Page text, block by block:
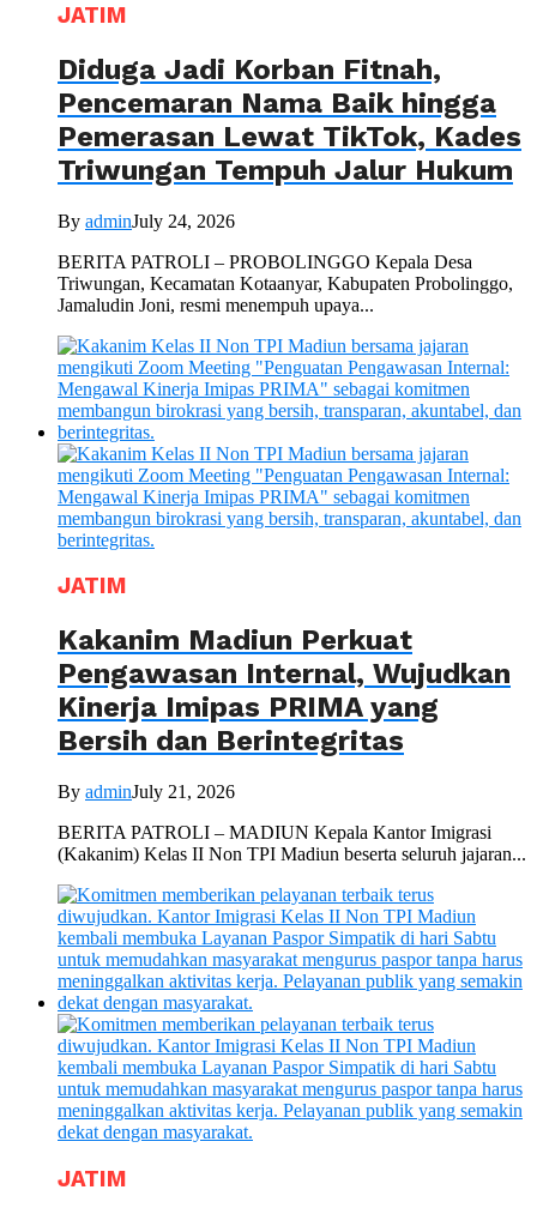
JATIM
Diduga Jadi Korban Fitnah,
Pencemaran Nama Baik hingga
Pemerasan Lewat TikTok, Kades
Triwungan Tempuh Jalur Hukum
By adminJuly 24, 2026
BERITA PATROLI – PROBOLINGGO Kepala Desa
Triwungan, Kecamatan Kotaanyar, Kabupaten Probolinggo,
Jamaludin Joni, resmi menempuh upaya...
JATIM
Kakanim Madiun Perkuat
Pengawasan Internal, Wujudkan
Kinerja Imipas PRIMA yang
Bersih dan Berintegritas
By adminJuly 21, 2026
BERITA PATROLI – MADIUN Kepala Kantor Imigrasi
(Kakanim) Kelas II Non TPI Madiun beserta seluruh jajaran...
JATIM